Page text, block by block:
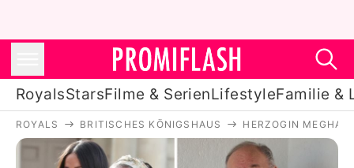
RoyalsStarsFilme & SerienLifestyleFamilie &
Royals
ROYALS BRITISCHES KÖNIGSHAUS HERZOGIN MEGHAN